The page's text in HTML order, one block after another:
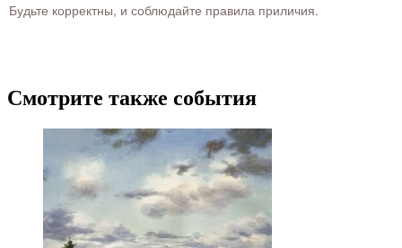
Будьте корректны, и соблюдайте правила приличия.
Смотрите также события